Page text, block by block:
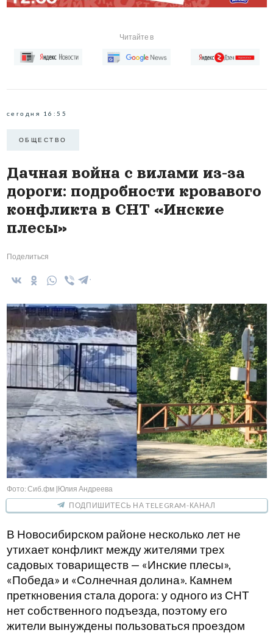
Читайте в
сегодня 16:55
ОБЩЕСТВО
Дачная война с вилами из-за
дороги: подробности кровавого
конфликта в СНТ «Инские
плесы»
Поделиться
Фото: Сиб.фм |Юлия Андреева
ПОДПИШИТЕСЬ НА TELEGRAM-КАНАЛ
В Новосибирском районе несколько лет не
утихает конфликт между жителями трех
садовых товариществ — «Инские плесы»,
«Победа» и «Солнечная долина». Камнем
преткновения стала дорога: у одного из СНТ
нет собственного подъезда, поэтому его
жители вынуждены пользоваться проездом